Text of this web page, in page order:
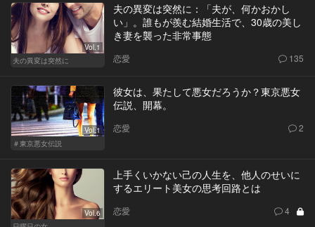
Vol.1
夫の異変は突然に
夫の異変は突然に：「夫が、何かおかし
い」。誰もが羨む結婚生活で、30歳の美し
き妻を襲った非常事態
恋愛 135
Vol.1
＃東京悪女伝説
彼女は、果たして悪女だろうか？東京悪女
伝説、開幕。
恋愛 2
Vol.6
上手くいかない己の人生を、他人のせいに
するエリート美女の思考回路とは
恋愛 4